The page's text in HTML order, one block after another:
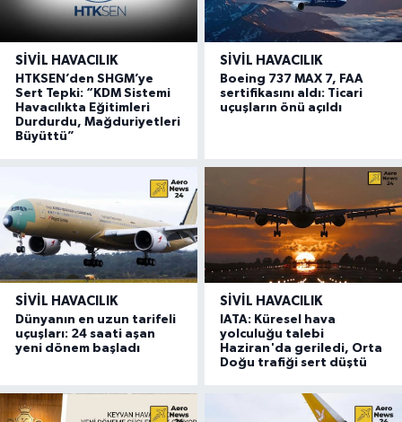
SIVIL HAVACILIK
HTKSEN’den SHGM’ye
Sert Tepki: “KDM Sistemi
Havacılıkta Eğitimleri
Durdurdu, Mağduriyetleri
Büyüttü”
SIVIL HAVACILIK
Boeing 737 MAX 7, FAA
sertifikasını aldı: Ticari
uçuşların önü açıldı
SIVIL HAVACILIK
Dünyanın en uzun tarifeli
uçuşları: 24 saati aşan
yeni dönem başladı
SIVIL HAVACILIK
IATA: Küresel hava
yolculuğu talebi
Haziran'da geriledi, Orta
Doğu trafiği sert düştü